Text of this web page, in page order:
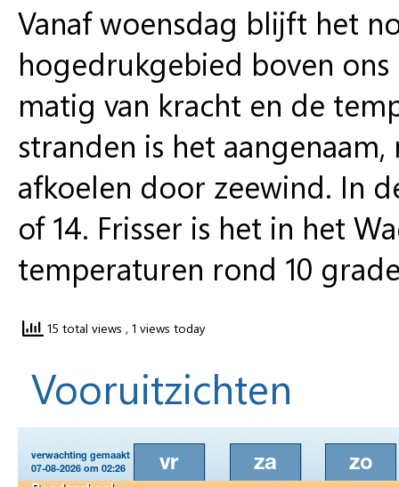
Vanaf woensdag blijft het
hogedrukgebied boven
matig van kracht en de
stranden is het
afkoelen door zeewind. In
of 14. Frisser is het in het
temperaturen rond 10
15 total views , 1 views today
Vooruitzichten